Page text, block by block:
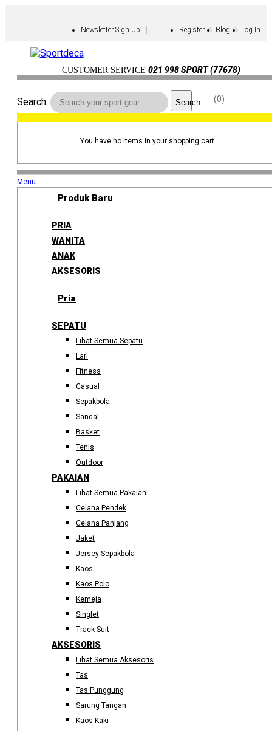
Newsletter Sign Up Register Blog Log In
CUSTOMER SERVICE 021 998 SPORT (77678)
0
Search: Search
You have no items in your shopping cart.
Menu
Produk Baru
PRIA
WANITA
ANAK
AKSESORIS
Pria
SEPATU
Lihat Semua Sepatu
Lari
Fitness
Casual
Sepakbola
Sandal
Basket
Tenis
Outdoor
PAKAIAN
Lihat Semua Pakaian
Celana Pendek
Celana Panjang
Jaket
Jersey Sepakbola
Kaos
Kaos Polo
Kemeja
Singlet
Track Suit
AKSESORIS
Lihat Semua Aksesoris
Tas
Tas Punggung
Sarung Tangan
Kaos Kaki